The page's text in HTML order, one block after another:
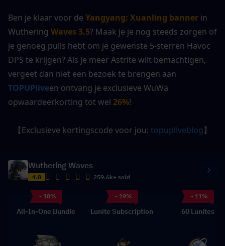
Ben je klaar voor de Yangyang: Xuanling banner in
Wuthering Waves 3.5? Maak je je nog steeds zorgen of
je genoeg pulls hebt om je gewenste 5-sterren Havoc
DPS te krijgen? Als je meer Astrite wilt bemachtigen,
TOPUPliveen ontvang je exclusieve WuWa
opwaardeerkorting tot wel 26%!
【Exclusieve kortingscode voor jou: topupliveblog】
Wuthering Waves
4.8 259.6k+ sold
- 18%
All-In-One Bundle
- 19%
Lunite Subscription
- 11%
60 Lunites